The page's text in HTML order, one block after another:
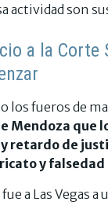
actividad son
a la Corte
los fueros de
Mendoza que
retardo de
y falsedad